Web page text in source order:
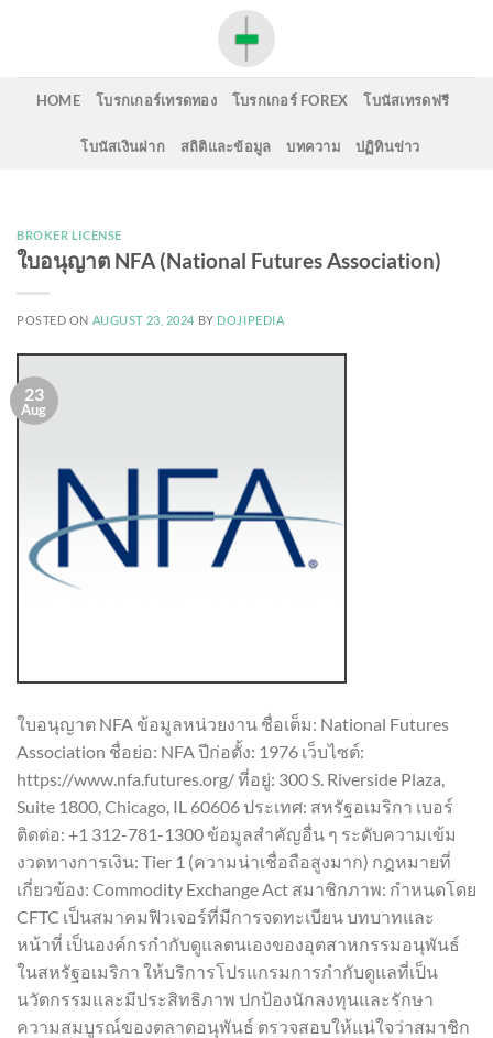
HOME โบรกเกอร์เทรดทอง โบรกเกอร์ FOREX โบนัสเทรดฟรี
โบนัสเงินฝาก สถิติและข้อมูล บทความ ปฏิทินข่าว
BROKER LICENSE
ใบอนุญาต NFA (National Futures Association)
POSTED ON AUGUST 23, 2024 BY DOJIPEDIA
23
Aug
ใบอนุญาต NFA ข้อมูลหน่วยงาน ชื่อเต็ม: National Futures
Association ชื่อย่อ: NFA ปีก่อตั้ง: 1976 เว็บไซต์:
https://www.nfa.futures.org/ ที่อยู่: 300 S. Riverside Plaza,
Suite 1800, Chicago, IL 60606 ประเทศ: สหรัฐอเมริกา เบอร์
ติดต่อ: +1 312-781-1300 ข้อมูลสำคัญอื่น ๆ ระดับความเข้ม
งวดทางการเงิน: Tier 1 (ความน่าเชื่อถือสูงมาก) กฎหมายที่
เกี่ยวข้อง: Commodity Exchange Act สมาชิกภาพ: กำหนดโดย
CFTC เป็นสมาคมฟิวเจอร์ที่มีการจดทะเบียน บทบาทและ
หน้าที่ เป็นองค์กรกำกับดูแลตนเองของอุตสาหกรรมอนุพันธ์
ในสหรัฐอเมริกา ให้บริการโปรแกรมการกำกับดูแลที่เป็น
นวัตกรรมและมีประสิทธิภาพ ปกป้องนักลงทุนและรักษา
ความสมบูรณ์ของตลาดอนุพันธ์ ตรวจสอบให้แน่ใจว่าสมาชิก